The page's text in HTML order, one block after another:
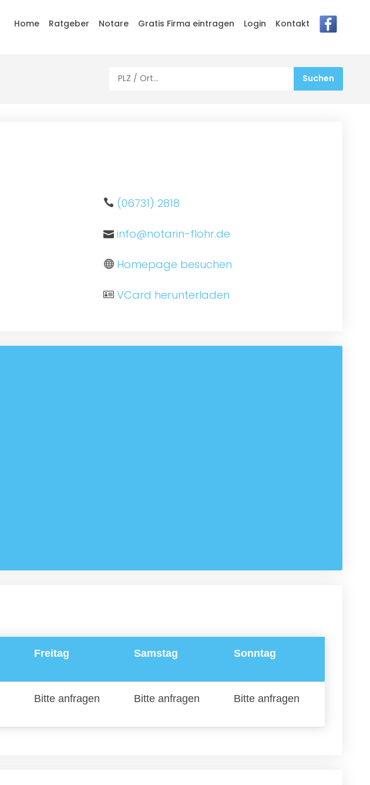
Home Ratgeber Notare Gratis Firma eintragen Login Kontakt
(06731) 2818
info@notarin-flohr.de
Homepage besuchen
VCard herunterladen
Freitag Samstag Sonntag
Bitte anfragen Bitte anfragen Bitte anfragen